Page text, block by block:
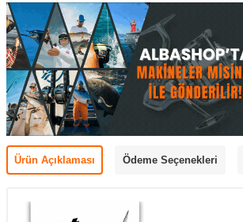
Ürün Açıklaması Ödeme Seçenekleri